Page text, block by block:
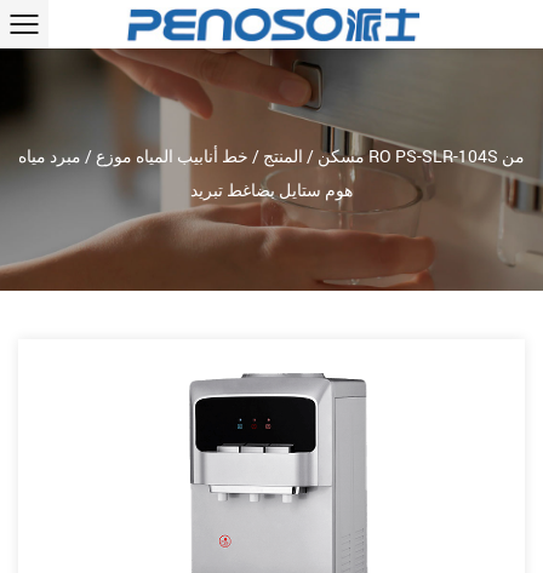
مسكن / المنتج / خط أنابيب المياه موزع/ مبرد مياه RO PS-SLR-104S من
هوم ستايل بضاغط تبريد